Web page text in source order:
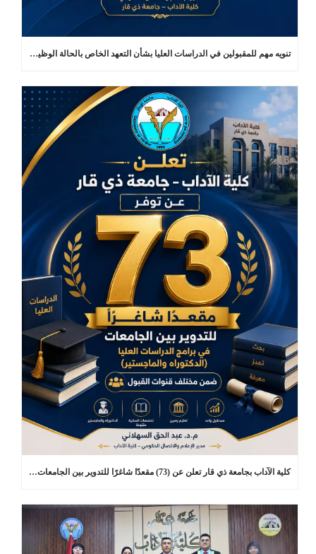
تنويه مهم للمقبولين في الدراسات العليا بشأن التعهد الخاص بالحالة الوظيفية
كلية الآداب بجامعة ذي قار تعلن عن (73) مقعدًا شاغرًا للتدوير بين الجامعات في برامج الدراسات العليا